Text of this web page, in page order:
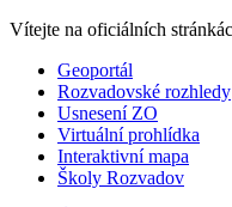
Vítejte na oficiálních
Geoportál
Rozvadovské rozhledy
Usnesení ZO
Virtuální prohlídka
Interaktivní mapa
Školy Rozvadov